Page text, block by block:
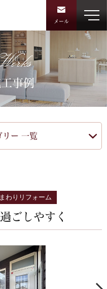
メール
事例
リー 一覧
わりリフォーム
ごしやすく